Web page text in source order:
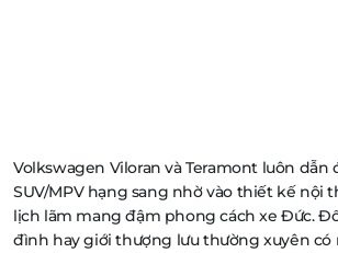
Volkswagen Viloran và Teramont luôn dẫn
SUV/MPV hạng sang nhờ vào thiết kế nội
lịch lãm mang đậm phong cách xe Đức.
đình hay giới thượng lưu thường xuyên có